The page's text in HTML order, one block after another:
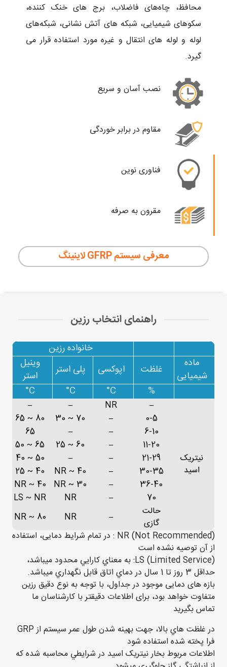
محافظ، چاه‌های فاضلاب، برج های خنک کننده،
سکوهای شیمیایی، شبکه های آتش نشانی، شبکه‌های
لوله و لوله های انتقال و غیره مورد استفاده قرار می
گیرد.
نصب آسان و سریع
مقاوم در برابر خوردگی
فناوری نوین
مقرون به صرفه
معرفی سیستم GFRP لاینینگ
راهنمای انتخاب رزین
خانواده رزین
ماده
شیمیایی
غلظت اپوکسی پلی استر
وینیل
استر
%
C°
C°
C°
نیتریک
اسید
–
NR
–
–
0-5
–
70 ~ 30
80 ~ 65
6-10
–
–
65
11-20
–
60 ~ 25
65 ~ 50
21-29
–
–
50 ~ 40
30-35
–
40 ~ NR
40 ~ 25
36-40
–
30 ~ NR
40 ~ NR
70
–
NR
LS ~ NR
حالت
گازی
–
NR
80 ~ NR
NR (Not Recommended) : در تمام شرایط دمایی، استفاده
از آن توصیه نشده است
LS (Limited Service): به معناي کارايي محدود ميباشد،
حداقل 3 روز تا 1 سال در دماي اتاق قابل نگهداري ميباشد.
بازه های دمایی موجود در جداول، با توجه به نوع دقیق رزین
متفاوت خواهد بود، برای اطلاعات دقیقتر با کارشناسان ما
تماس بگیرید
در غلظت هاي بالا، جهت بهينه شدن طول عمر سيستم از GRP
فرا پخته شده استفاده شود
اطلاعات مربوط بخار نيتريک اسيد در شرايطي محاسبه شده که